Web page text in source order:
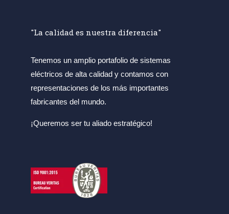
"La calidad es nuestra diferencia"
Tenemos un amplio portafolio de sistemas
eléctricos de alta calidad y contamos con
representaciones de los más importantes
fabricantes del mundo.
¡Queremos ser tu aliado estratégico!